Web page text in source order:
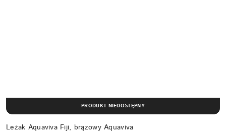
Leżak Aquaviva Fiji, brązowy Aquaviva
PRODUKT NIEDOSTĘPNY